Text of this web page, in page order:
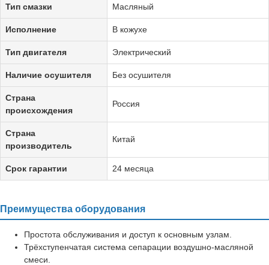
Тип смазки Масляный
Исполнение В кожухе
Тип двигателя Электрический
Наличие осушителя Без осушителя
Страна
происхождения
Россия
Страна
производитель
Китай
Срок гарантии 24 месяца
Преимущества оборудования
Простота обслуживания и доступ к основным узлам.
Трёхступенчатая система сепарации воздушно-масляной
смеси.